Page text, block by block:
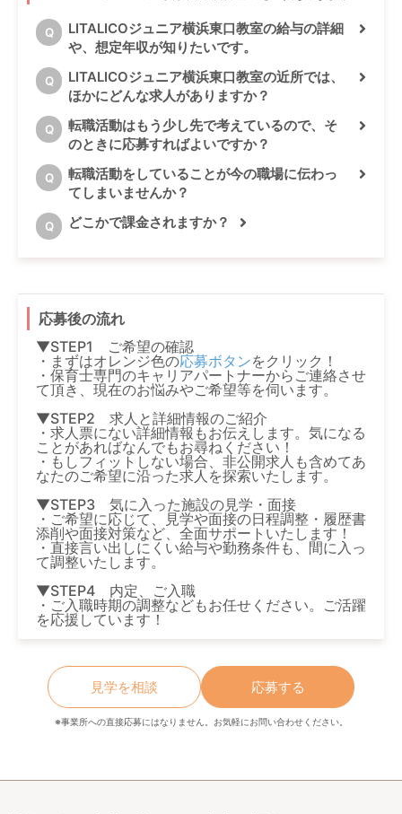
Q
LITALICOジュニア横浜東口教室の給与の詳細
や、想定年収が知りたいです。
Q
LITALICOジュニア横浜東口教室の近所では、
ほかにどんな求人がありますか？
Q
転職活動はもう少し先で考えているので、そ
のときに応募すればよいですか？
Q
転職活動をしていることが今の職場に伝わっ
てしまいませんか？
Q どこかで課金されますか？
応募後の流れ
▼STEP1 ご希望の確認
・まずはオレンジ色の応募ボタンをクリック！
・保育士専門のキャリアパートナーからご連絡させ
て頂き、現在のお悩みやご希望等を伺います。
▼STEP2 求人と詳細情報のご紹介
・求人票にない詳細情報もお伝えします。気になる
ことがあればなんでもお尋ねください！
・もしフィットしない場合、非公開求人も含めてあ
なたのご希望に沿った求人を探索いたします。
▼STEP3 気に入った施設の見学・面接
・ご希望に応じて、見学や面接の日程調整・履歴書
添削や面接対策など、全面サポートいたします！
・直接言い出しにくい給与や勤務条件も、間に入っ
て調整いたします。
▼STEP4 内定、ご入職
・ご入職時期の調整などもお任せください。ご活躍
を応援しています！
見学を相談 応募する
※事業所への直接応募にはなりません。お気軽にお問い合わせください。